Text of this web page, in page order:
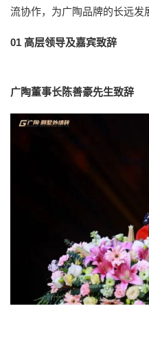
流协作，为广陶品牌的长远发
01 高层领导及嘉宾致辞
广陶董事长陈善豪先生致辞